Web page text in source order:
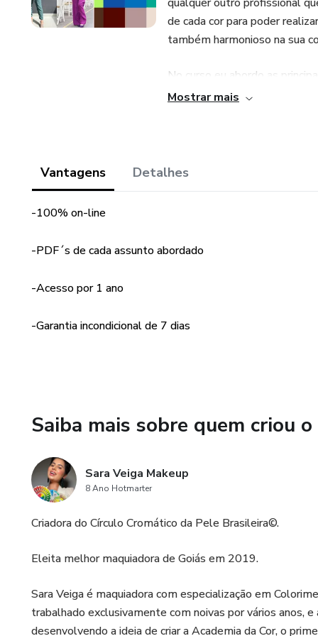
de cada cor para poder
também harmonioso na sua
No curso eu abordo as
pigmento opaco. A partir daí
aplicadas em qualquer área
Mostrar mais
Vantagens Detalhes
-100% on-line
-PDF´s de cada assunto abordado
-Acesso por 1 ano
-Garantia incondicional de 7 dias
Saiba mais sobre quem criou
Sara Veiga Makeup
8 Ano Hotmarter
Criadora do Círculo Cromático da Pele Brasileira©.
Eleita melhor maquiadora de Goiás em 2019.
Sara Veiga é maquiadora com especialização em
trabalhado exclusivamente com noivas por vários anos,
desenvolvendo a ideia de criar a Academia da Cor, o